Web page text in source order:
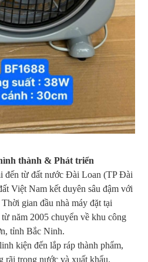
thành & Phát triển
đến từ đất nước Đài Loan (TP Đài
Việt Nam kết duyên sâu đậm với
gian đầu nhà máy đặt tại
năm 2005 chuyển về khu công
tỉnh Bắc Ninh.
kiện đến lắp ráp thành phẩm,
rãi trong nước và xuất khẩu.